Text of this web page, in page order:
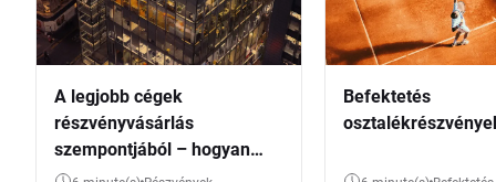
A legjobb cégek
részvényvásárlás
szempontjából – hogyan
válasszunk?
Befektetés